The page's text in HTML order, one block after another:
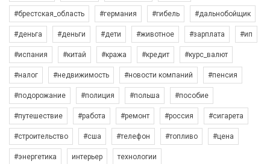
#брестская_область #германия #гибель #дальнобойщик
#деньга #деньги #дети #животное #зарплата #ип
#испания #китай #кража #кредит #курс_валют
#налог #недвижимость #новости компаний #пенсия
#подорожание #полиция #польша #пособие
#путешествие #работа #ремонт #россия #сигарета
#строительство #сша #телефон #топливо #цена
#энергетика интерьер технологии